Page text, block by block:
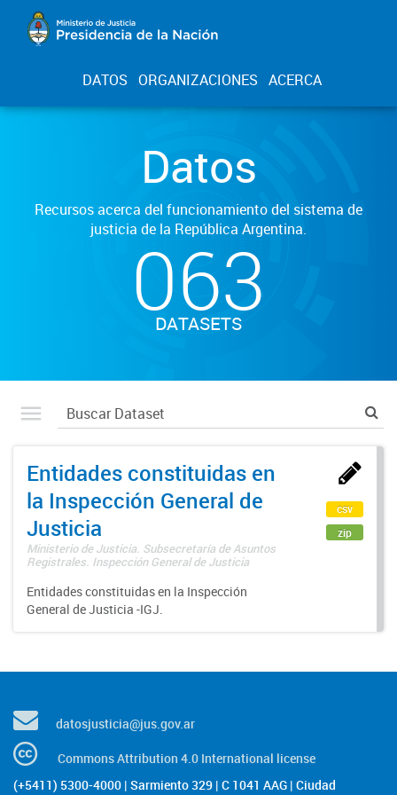
DATOS ORGANIZACIONES ACERCA
Datos
Recursos acerca del funcionamiento del sistema de
justicia de la República Argentina.
063
DATASETS
Entidades constituidas en
la Inspección General de
Justicia
Ministerio de Justicia. Subsecretaría de Asuntos
Registrales. Inspección General de Justicia
Entidades constituidas en la Inspección
General de Justicia -IGJ.
csv
zip
datosjusticia@jus.gov.ar
Commons Attribution 4.0 International license
(+5411) 5300-4000 | Sarmiento 329 | C 1041 AAG | Ciudad